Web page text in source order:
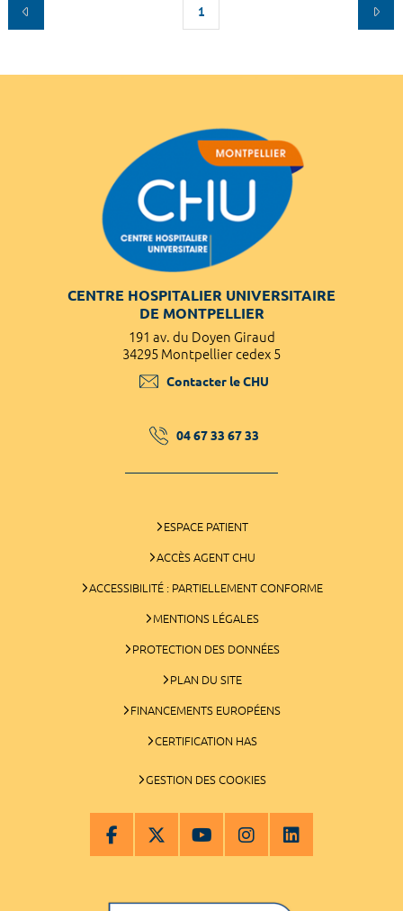
1
CENTRE HOSPITALIER UNIVERSITAIRE
DE MONTPELLIER
191 av. du Doyen Giraud
34295 Montpellier cedex 5
Contacter le CHU
04 67 33 67 33
ESPACE PATIENT
ACCÈS AGENT CHU
ACCESSIBILITÉ : PARTIELLEMENT CONFORME
MENTIONS LÉGALES
PROTECTION DES DONNÉES
PLAN DU SITE
FINANCEMENTS EUROPÉENS
CERTIFICATION HAS
GESTION DES COOKIES